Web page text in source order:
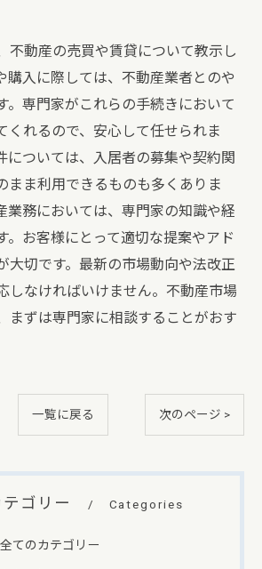
不動産の売買や賃貸について教示し
購入に際しては、不動産業者とのや
。専門家がこれらの手続きにおいて
くれるので、安心して任せられま
については、入居者の募集や契約関
まま利用できるものも多くありま
業務においては、専門家の知識や経
。お客様にとって適切な提案やアド
大切です。最新の市場動向や法改正
しなければいけません。不動産市場
まずは専門家に相談することがおす
一覧に戻る 次のページ >
テゴリー Categories
全てのカテゴリー